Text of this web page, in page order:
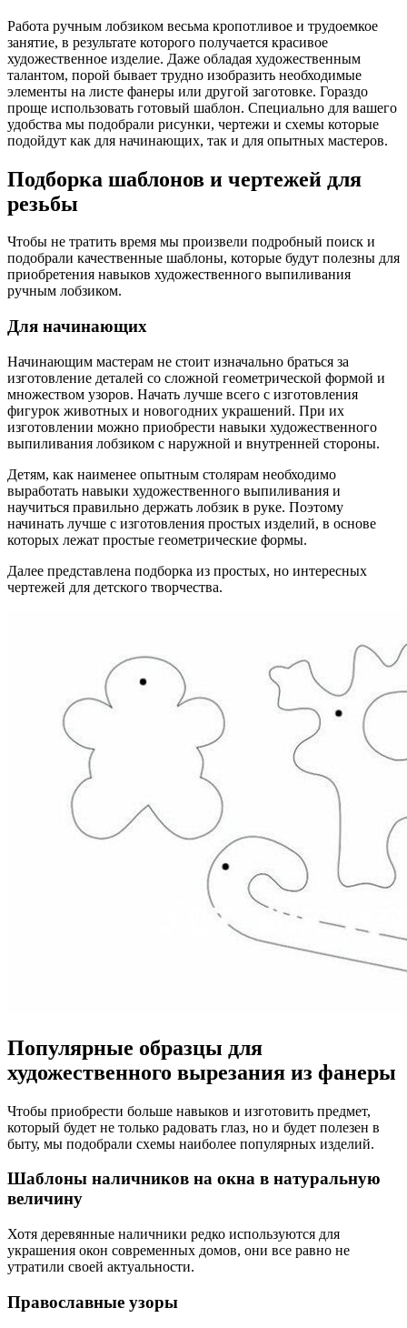
Работа ручным лобзиком весьма кропотливое и трудоемкое
занятие, в результате которого получается красивое
художественное изделие. Даже обладая художественным
талантом, порой бывает трудно изобразить необходимые
элементы на листе фанеры или другой заготовке. Гораздо
проще использовать готовый шаблон. Специально для вашего
удобства мы подобрали рисунки, чертежи и схемы которые
подойдут как для начинающих, так и для опытных мастеров.
Подборка шаблонов и чертежей для
резьбы
Чтобы не тратить время мы произвели подробный поиск и
подобрали качественные шаблоны, которые будут полезны для
приобретения навыков художественного выпиливания
ручным лобзиком.
Для начинающих
Начинающим мастерам не стоит изначально браться за
изготовление деталей со сложной геометрической формой и
множеством узоров. Начать лучше всего с изготовления
фигурок животных и новогодних украшений. При их
изготовлении можно приобрести навыки художественного
выпиливания лобзиком с наружной и внутренней стороны.
Детям, как наименее опытным столярам необходимо
выработать навыки художественного выпиливания и
научиться правильно держать лобзик в руке. Поэтому
начинать лучше с изготовления простых изделий, в основе
которых лежат простые геометрические формы.
Далее представлена подборка из простых, но интересных
чертежей для детского творчества.
Популярные образцы для
художественного вырезания из фанеры
Чтобы приобрести больше навыков и изготовить предмет,
который будет не только радовать глаз, но и будет полезен в
быту, мы подобрали схемы наиболее популярных изделий.
Шаблоны наличников на окна в натуральную
величину
Хотя деревянные наличники редко используются для
украшения окон современных домов, они все равно не
утратили своей актуальности.
Православные узоры